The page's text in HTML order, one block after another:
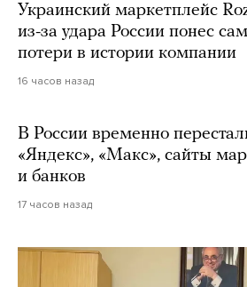
Украинский маркетплейс
из-за удара России понес
потери в истории компании
16 часов назад
В России временно
«Яндекс», «Макс», сайты
и банков
17 часов назад